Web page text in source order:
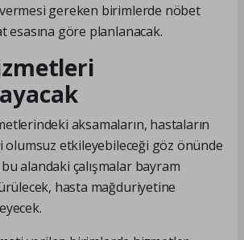
gereken birimlerde nöbet
esasına göre planlanacak.
aksamaların, hastaların
olumsuz etkileyebileceği göz önünde
alandaki çalışmalar bayram
hasta mağduriyetine